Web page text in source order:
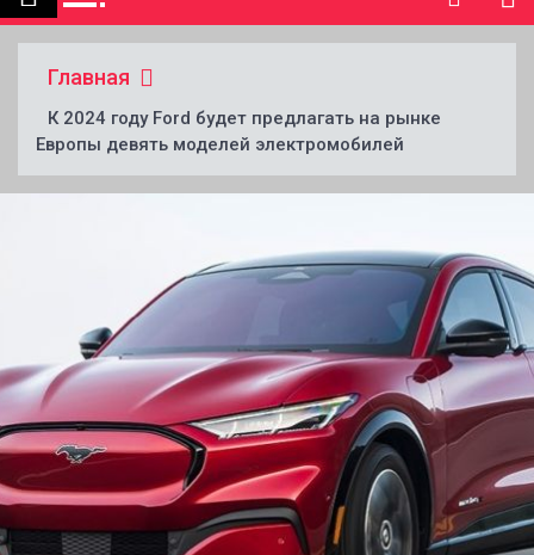
Главная
К 2024 году Ford будет предлагать на рынке
Европы девять моделей электромобилей